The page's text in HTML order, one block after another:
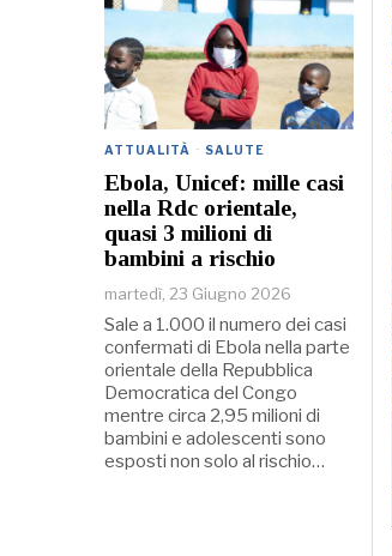
ATTUALITÀ · SALUTE
Ebola, Unicef: mille casi
nella Rdc orientale,
quasi 3 milioni di
bambini a rischio
martedì, 23 Giugno 2026
Sale a 1.000 il numero dei casi
confermati di Ebola nella parte
orientale della Repubblica
Democratica del Congo
mentre circa 2,95 milioni di
bambini e adolescenti sono
esposti non solo al rischio…